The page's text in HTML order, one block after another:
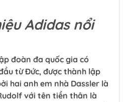
Adidas nổi
đoàn đa quốc gia có
từ Đức, được thành lập
hai anh em nhà Dassler là
với tên tiền thân là